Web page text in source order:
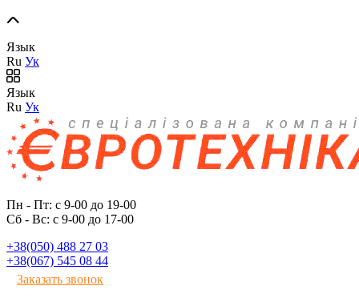
Язык
Ru Ук
Язык
Ru Ук
Пн - Пт: с 9-00 до 19-00
Сб - Вс: с 9-00 до 17-00
+38(050) 488 27 03
+38(067) 545 08 44
Заказать звонок